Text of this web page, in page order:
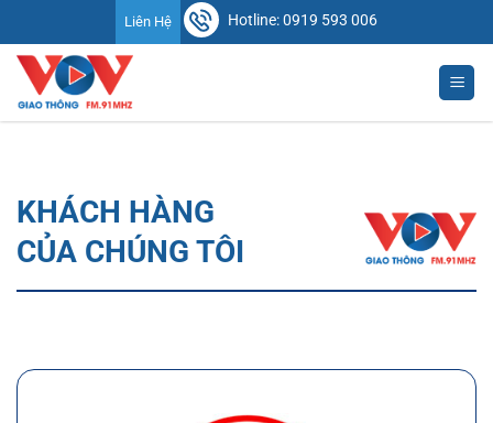
đến
nội
dung
Liên Hệ Hotline: 0919 593 006
KHÁCH HÀNG
CỦA CHÚNG TÔI